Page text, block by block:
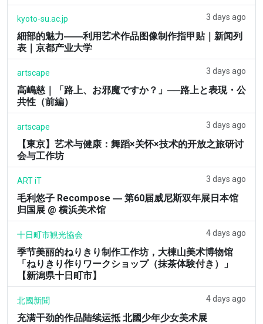
kyoto-su.ac.jp 3 days ago
細部的魅力――利用艺术作品图像制作指甲贴｜新闻列
表｜京都产业大学
artscape 3 days ago
高嶋慈｜「路上、お邪魔ですか？」──路上と表現・公
共性（前編）
artscape 3 days ago
【東京】艺术与健康：舞蹈×关怀×技术的开放之旅研讨
会与工作坊
ART iT 3 days ago
毛利悠子 Recompose ― 第60届威尼斯双年展日本馆
归国展 @ 横浜美术馆
十日町市観光協会 4 days ago
季节美丽的ねりきり制作工作坊，大棟山美术博物馆
「ねりきり作りワークショップ（抹茶体験付き）」
【新潟県十日町市】
北國新聞 4 days ago
充满干劲的作品陆续运抵 北國少年少女美术展